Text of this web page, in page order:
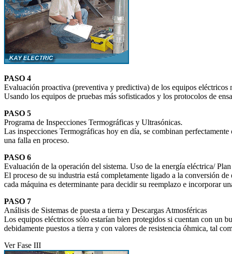
PASO 4
Evaluación proactiva (preventiva y predictiva) de los equipos eléctricos
Usando los equipos de pruebas más sofisticados y los protocolos de
PASO 5
Programa de Inspecciones Termográficas y Ultrasónicas.
Las inspecciones Termográficas hoy en día, se combinan
una falla en proceso.
PASO 6
Evaluación de la operación del sistema. Uso de la energía eléctrica/
El proceso de su industria está completamente ligado a la conversión
cada máquina es determinante para decidir su reemplazo e incorporar
PASO 7
Análisis de Sistemas de puesta a tierra y Descargas Atmosféricas
Los equipos eléctricos sólo estarían bien protegidos si cuentan con un
debidamente puestos a tierra y con valores de resistencia óhmica, tal
Ver Fase III